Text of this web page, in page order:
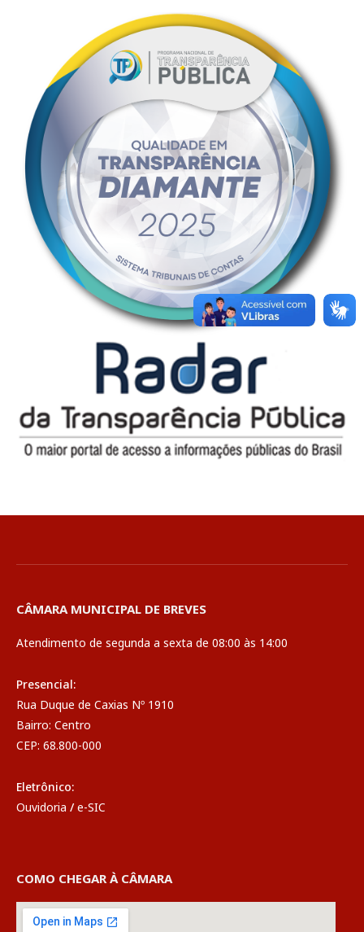
CÂMARA MUNICIPAL DE BREVES
Atendimento de segunda a sexta de 08:00 às 14:00
Presencial:
Rua Duque de Caxias Nº 1910
Bairro: Centro
CEP: 68.800-000
Eletrônico:
Ouvidoria / e-SIC
COMO CHEGAR À CÂMARA